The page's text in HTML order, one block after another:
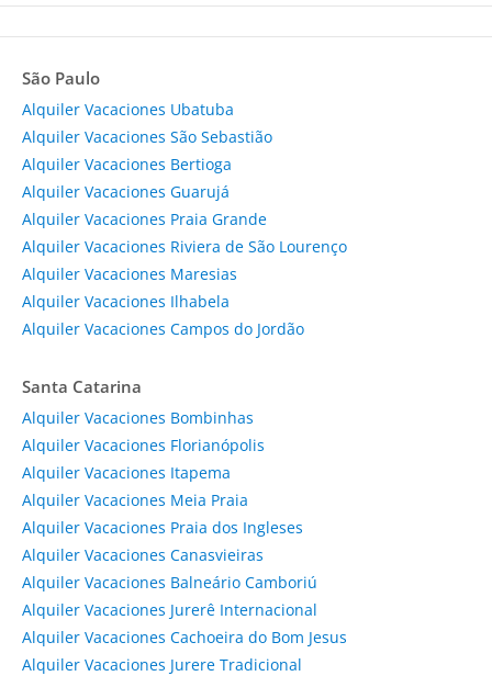
São Paulo
Alquiler Vacaciones Ubatuba
Alquiler Vacaciones São Sebastião
Alquiler Vacaciones Bertioga
Alquiler Vacaciones Guarujá
Alquiler Vacaciones Praia Grande
Alquiler Vacaciones Riviera de São Lourenço
Alquiler Vacaciones Maresias
Alquiler Vacaciones Ilhabela
Alquiler Vacaciones Campos do Jordão
Santa Catarina
Alquiler Vacaciones Bombinhas
Alquiler Vacaciones Florianópolis
Alquiler Vacaciones Itapema
Alquiler Vacaciones Meia Praia
Alquiler Vacaciones Praia dos Ingleses
Alquiler Vacaciones Canasvieiras
Alquiler Vacaciones Balneário Camboriú
Alquiler Vacaciones Jurerê Internacional
Alquiler Vacaciones Cachoeira do Bom Jesus
Alquiler Vacaciones Jurere Tradicional